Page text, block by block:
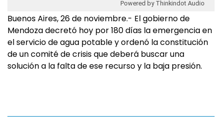
Powered by Thinkindot Audio
Buenos Aires, 26 de noviembre.- El gobierno de
Mendoza decretó hoy por 180 días la emergencia en
el servicio de agua potable y ordenó la constitución
de un comité de crisis que deberá buscar una
solución a la falta de ese recurso y la baja presión.